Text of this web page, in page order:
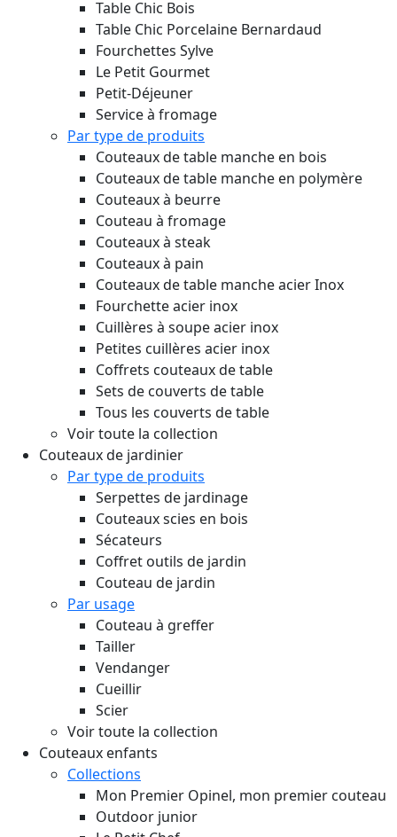
Table Chic Bois
Table Chic Porcelaine Bernardaud
Fourchettes Sylve
Le Petit Gourmet
Petit-Déjeuner
Service à fromage
Par type de produits
Couteaux de table manche en bois
Couteaux de table manche en polymère
Couteaux à beurre
Couteau à fromage
Couteaux à steak
Couteaux à pain
Couteaux de table manche acier Inox
Fourchette acier inox
Cuillères à soupe acier inox
Petites cuillères acier inox
Coffrets couteaux de table
Sets de couverts de table
Tous les couverts de table
Voir toute la collection
Couteaux de jardinier
Par type de produits
Serpettes de jardinage
Couteaux scies en bois
Sécateurs
Coffret outils de jardin
Couteau de jardin
Par usage
Couteau à greffer
Tailler
Vendanger
Cueillir
Scier
Voir toute la collection
Couteaux enfants
Collections
Mon Premier Opinel, mon premier couteau
Outdoor junior